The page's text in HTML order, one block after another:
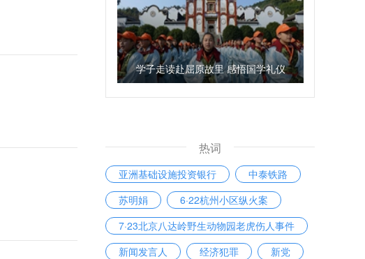
学子走读赴屈原故里 感悟国学礼仪
热词
亚洲基础设施投资银行
中泰铁路
苏明娟
6·22杭州小区纵火案
7·23北京八达岭野生动物园老虎伤人事件
新闻发言人
经济犯罪
新党